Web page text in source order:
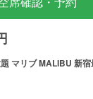
マリブ MALIBU 新